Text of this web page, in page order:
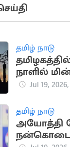
தமிழ் நாடு
நாளில்
475.45
Jul 19,
தமிழ் நாடு
அயோத்தி